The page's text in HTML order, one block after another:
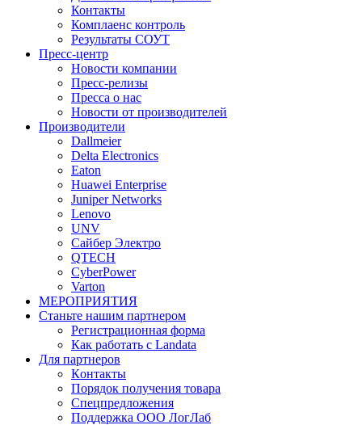
Контакты
Комплаенс контроль
Результаты СОУТ
Пресс-центр
Новости компании
Пресс-релизы
Пресса о нас
Новости от производителей
Производители
Dallmeier
Delta Electronics
Eaton
Huawei Enterprise
Juniper Networks
Lenovo
UNV
Сайбер Электро
QTECH
CyberPower
Varton
МЕРОПРИЯТИЯ
Станьте нашим партнером
Регистрационная форма
Как работать с Landata
Для партнеров
Кoнтaкты
Порядок получения товара
Спецпредложения
Поддержка ООО ЛогЛаб